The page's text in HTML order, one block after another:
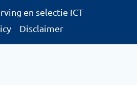
en selectie ICT
Disclaimer